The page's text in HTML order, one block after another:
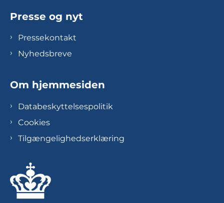
Presse og nyt
Pressekontakt
Nyhedsbreve
Om hjemmesiden
Databeskyttelsespolitik
Cookies
Tilgængelighedserklæring